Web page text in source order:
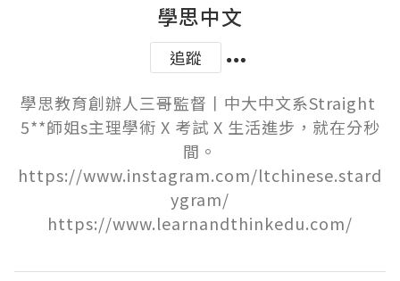
學思中文
追蹤
學思教育創辦人三哥監督丨中大中文系Straight
5**師姐s主理學術 X 考試 X 生活進步，就在分秒
間。
https://www.instagram.com/ltchinese.stard
ygram/
https://www.learnandthinkedu.com/